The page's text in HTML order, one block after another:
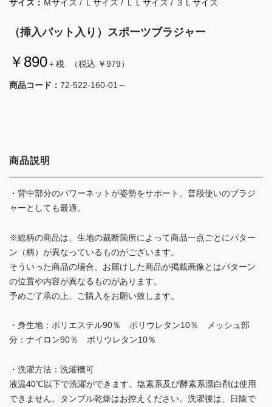
（挿入パット入り）スポーツブラジャー
￥890＋税 （税込 ￥979）
商品コード： 72-522-160-01～
サイズ： Ｍサイズ / Ｌサイズ / ＬＬサイズ / ３Ｌサイズ
商品説明
・背中部分のパワーネットが姿勢をサポート。普段使いのブラジ
ャーとしても最適。
※総柄の商品は、生地の裁断箇所によって商品一点ごとにパター
ン（柄）が異なっているものがございます。
そういった商品の場合、お届けした商品が掲載画像とはパターン
の位置や内容が異なるものがあります。
予めご了承の上、ご購入をお願い致します。
・身生地：ポリエステル90％ ポリウレタン10％ メッシュ部
分：ナイロン90％ ポリウレタン10％
・洗濯方法：洗濯機可
液温40℃以下で洗濯ができます。塩素系及び酵素系漂白剤は使用
できません。タンブル乾燥はお控えください。洗濯後は、日陰で